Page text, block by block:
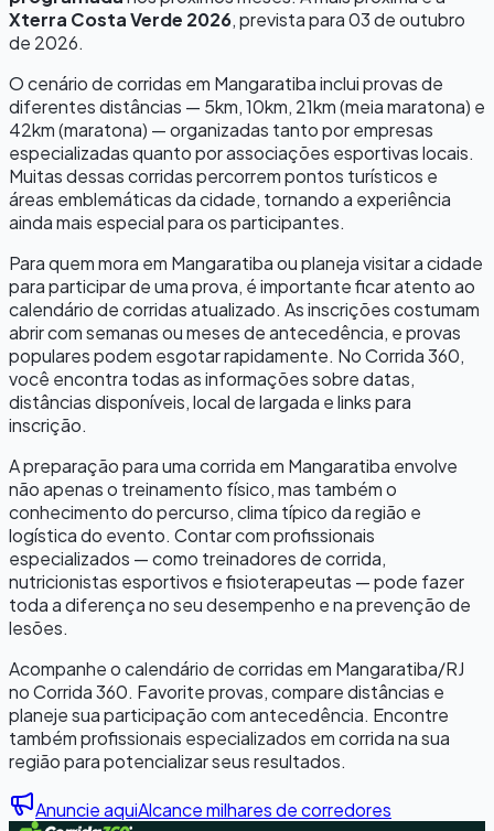
Xterra Costa Verde 2026, prevista para03 de outubro
de 2026.
O cenário de corridas em Mangaratibainclui provas de
diferentes distâncias — 5km, 10km, 21km (meia maratona) e
42km (maratona) — organizadas tanto por empresas
especializadas quanto por associações esportivas locais.
Muitas dessas corridas percorrem pontos turísticos e
áreas emblemáticas da cidade, tornando a experiência
ainda mais especial para os participantes.
Para quem mora em Mangaratibaou planeja visitar a cidade
para participar de uma prova, é importante ficar atento ao
calendário de corridas atualizado. As inscrições costumam
abrir com semanas ou meses de antecedência, e provas
populares podem esgotar rapidamente. No Corrida 360,
você encontra todas as informações sobre datas,
distâncias disponíveis, local de largada e links para
inscrição.
A preparação para uma corrida em Mangaratiba envolve
não apenas o treinamento físico, mas também o
conhecimento do percurso, clima típico da região e
logística do evento. Contar com profissionais
especializados — como treinadores de corrida,
nutricionistas esportivos e fisioterapeutas — pode fazer
toda a diferença no seu desempenho e na prevenção de
lesões.
Acompanhe o calendário de corridas em Mangaratiba/RJ
no Corrida 360. Favorite provas, compare distâncias e
planeje sua participação com antecedência. Encontre
também profissionais especializados em corrida na sua
região para potencializar seus resultados.
Anuncie aquiAlcance milhares de corredores